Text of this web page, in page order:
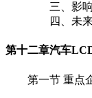
三、影响汽
四、未来汽车
第十二章汽车
第一节 重点企